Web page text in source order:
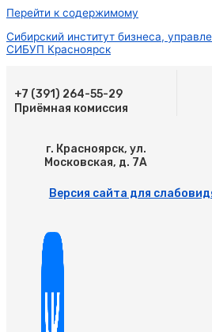
Перейти к содержимому
Сибирский институт бизнеса,
СИБУП Красноярск
+7 (391) 264-55-29
Приёмная комиссия
г. Красноярск, ул.
Московская, д. 7А
Версия сайта для